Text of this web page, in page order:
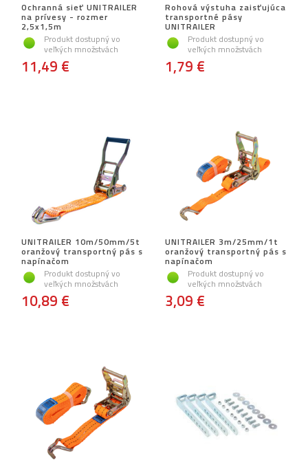
Ochranná sieť UNITRAILER
na prívesy - rozmer
2,5x1,5m
Produkt dostupný vo
veľkých množstvách
11,49 €
Rohová výstuha zaisťujúca
transportné pásy
UNITRAILER
Produkt dostupný vo
veľkých množstvách
1,79 €
UNITRAILER 10m/50mm/5t
oranžový transportný pás s
napínačom
Produkt dostupný vo
veľkých množstvách
10,89 €
UNITRAILER 3m/25mm/1t
oranžový transportný pás s
napínačom
Produkt dostupný vo
veľkých množstvách
3,09 €